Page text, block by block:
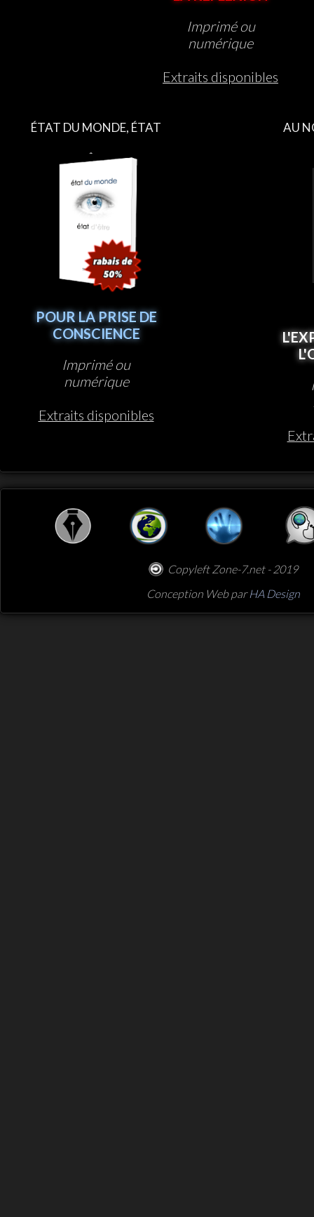
Imprimé ou
numérique
Extraits disponibles
ÉTAT DU MONDE, ÉTAT
D’ÊTRE
POUR LA PRISE DE
CONSCIENCE
Imprimé ou
numérique
Extraits disponibles
AU
Copyleft Zone-7.net - 2019
Conception Web parHA Design